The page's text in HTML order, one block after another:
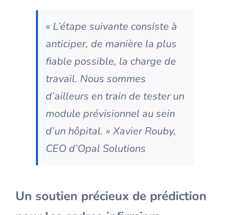
« L’étape suivante consiste à
anticiper, de manière la plus
fiable possible, la charge de
travail. Nous sommes
d’ailleurs en train de tester un
module prévisionnel au sein
d’un hôpital. » Xavier Rouby,
CEO d’Opal Solutions
Un soutien précieux de prédiction